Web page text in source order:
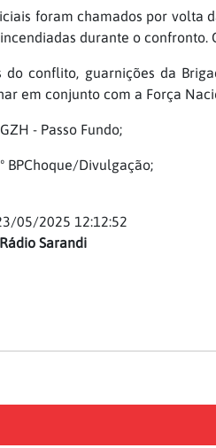
foram chamados por volta
durante o confronto.
do conflito, guarnições da
em conjunto com a Força
- Passo Fundo;
BPChoque/Divulgação;
05/2025 12:12:52
Sarandi